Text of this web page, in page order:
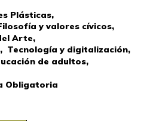
Plásticas,
y valores cívicos,
Arte,
Tecnología y digitalización,
de adultos,
Obligatoria